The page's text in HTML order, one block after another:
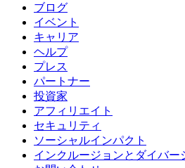
ブログ
イベント
キャリア
ヘルプ
プレス
パートナー
投資家
アフィリエイト
セキュリティ
ソーシャルインパクト
インクルージョンとダイバー